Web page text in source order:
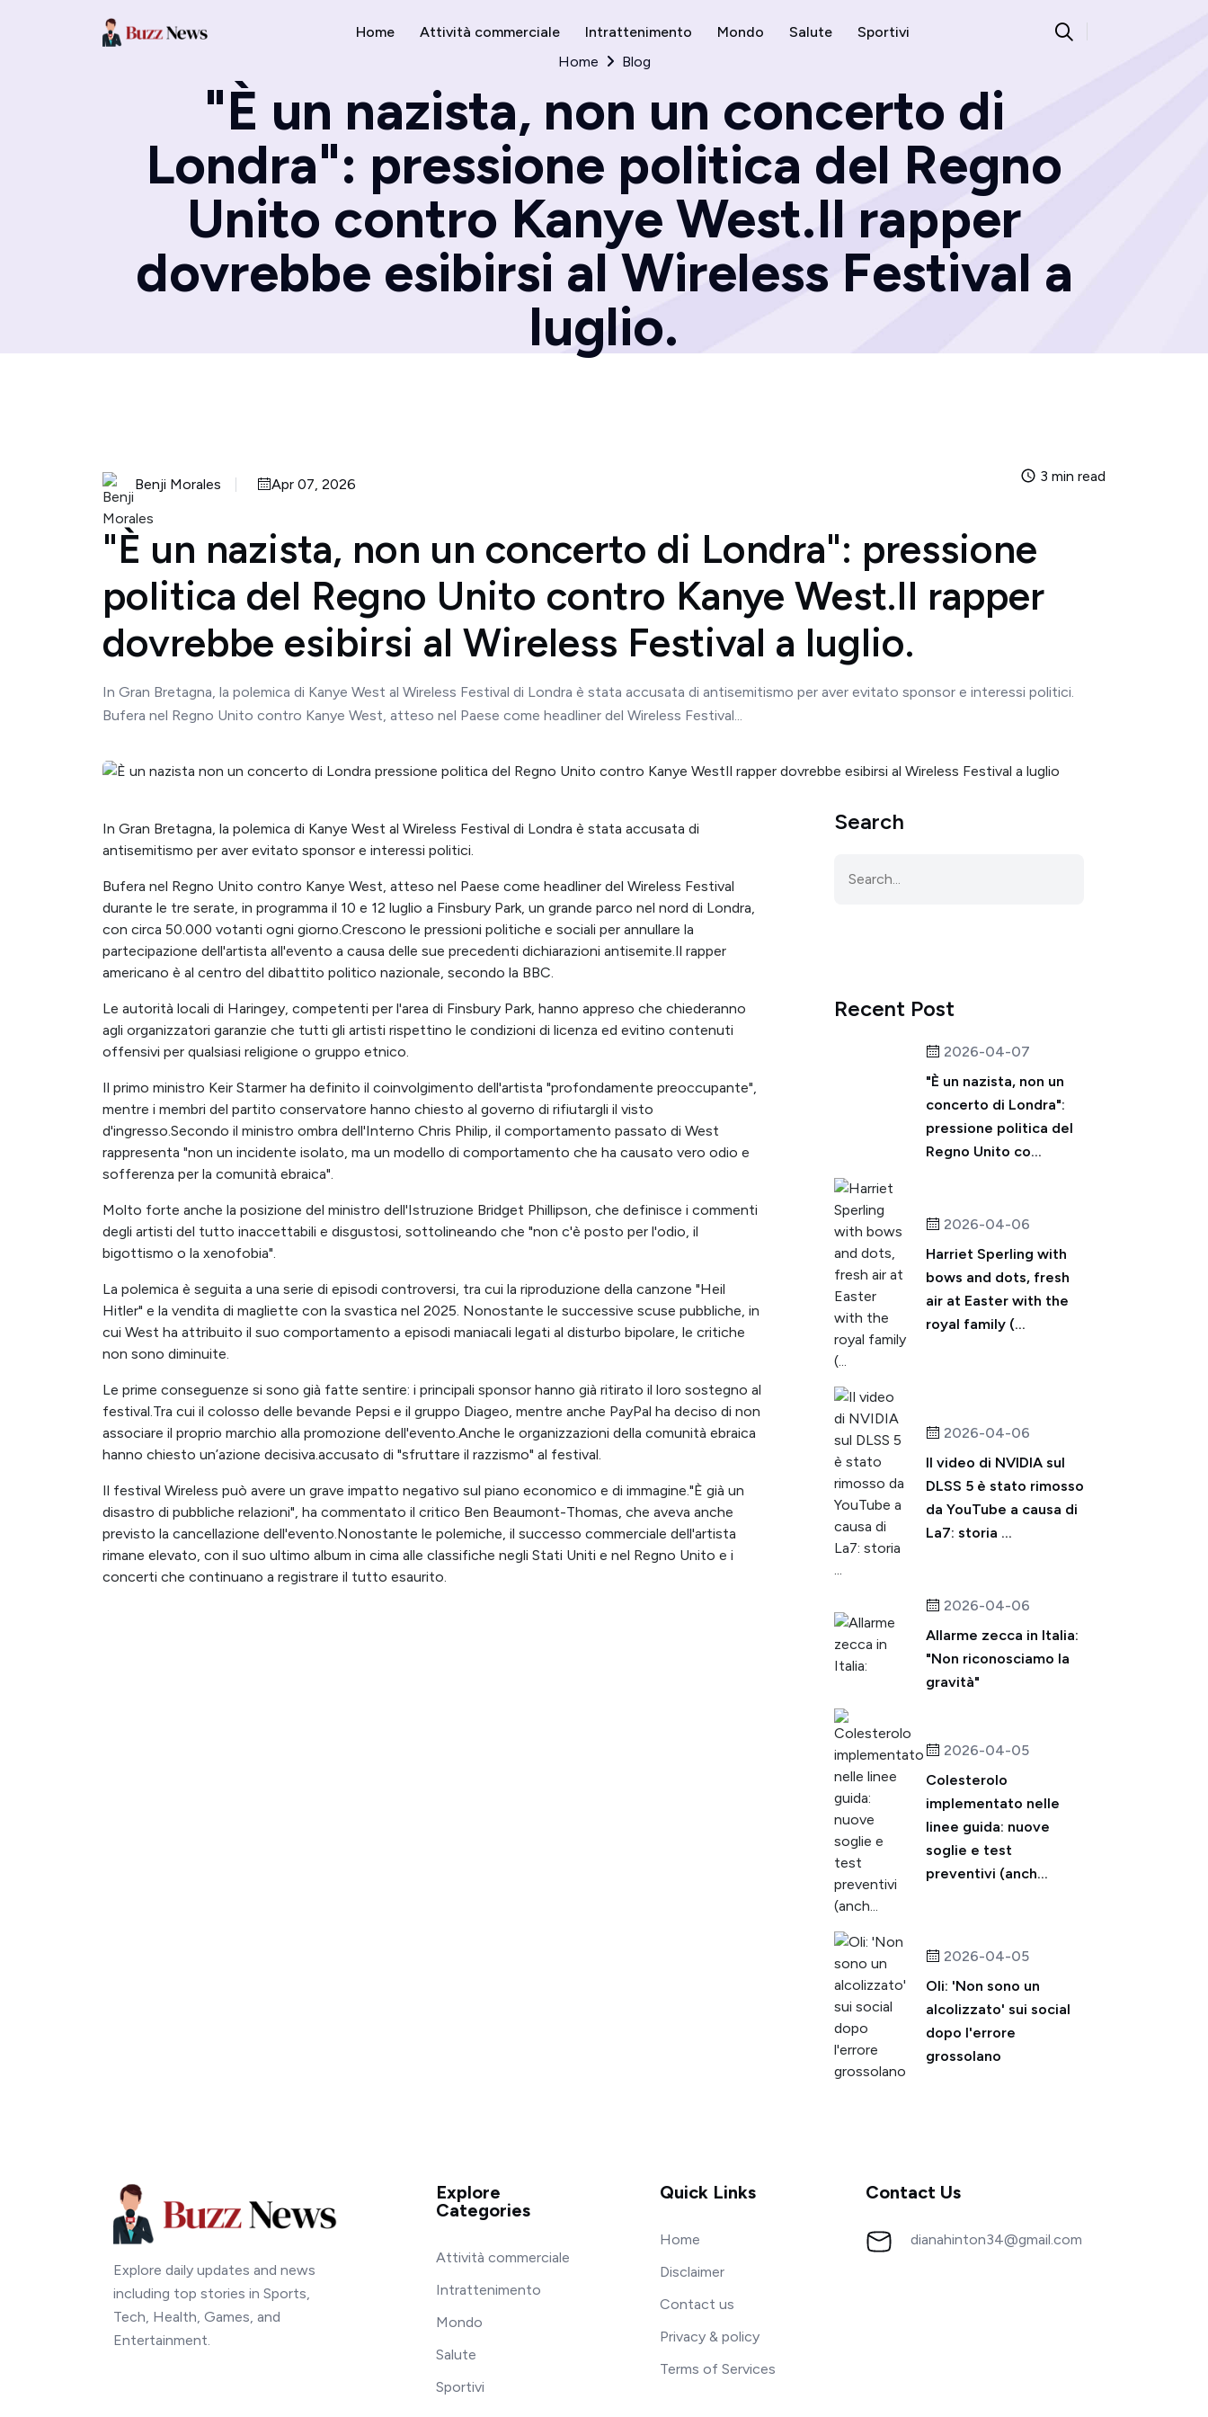
Home Attività commerciale Intrattenimento Mondo Salute
Sportivi
Home
Blog
"È un nazista, non un concerto di
Londra": pressione politica del Regno
Unito contro Kanye West.Il rapper
dovrebbe esibirsi al Wireless Festival a
luglio.
Benji Morales Apr 07, 2026 3 min read
"È un nazista, non un concerto di Londra": pressione
politica del Regno Unito contro Kanye West.Il rapper
dovrebbe esibirsi al Wireless Festival a luglio.
In Gran Bretagna, la polemica di Kanye West al Wireless Festival di Londra è stata accusata di antisemitismo per aver evitato sponsor e interessi politici.
Bufera nel Regno Unito contro Kanye West, atteso nel Paese come headliner del Wireless Festival...
In Gran Bretagna, la polemica di Kanye West al Wireless Festival di Londra è stata accusata di
antisemitismo per aver evitato sponsor e interessi politici.
Bufera nel Regno Unito contro Kanye West, atteso nel Paese come headliner del Wireless Festival
durante le tre serate, in programma il 10 e 12 luglio a Finsbury Park, un grande parco nel nord di Londra,
con circa 50.000 votanti ogni giorno.Crescono le pressioni politiche e sociali per annullare la
partecipazione dell'artista all'evento a causa delle sue precedenti dichiarazioni antisemite.Il rapper
americano è al centro del dibattito politico nazionale, secondo la BBC.
Le autorità locali di Haringey, competenti per l'area di Finsbury Park, hanno appreso che chiederanno
agli organizzatori garanzie che tutti gli artisti rispettino le condizioni di licenza ed evitino contenuti
offensivi per qualsiasi religione o gruppo etnico.
Il primo ministro Keir Starmer ha definito il coinvolgimento dell'artista "profondamente preoccupante",
mentre i membri del partito conservatore hanno chiesto al governo di rifiutargli il visto
d'ingresso.Secondo il ministro ombra dell'Interno Chris Philip, il comportamento passato di West
rappresenta "non un incidente isolato, ma un modello di comportamento che ha causato vero odio e
sofferenza per la comunità ebraica".
Molto forte anche la posizione del ministro dell'Istruzione Bridget Phillipson, che definisce i commenti
degli artisti del tutto inaccettabili e disgustosi, sottolineando che "non c'è posto per l'odio, il
bigottismo o la xenofobia".
La polemica è seguita a una serie di episodi controversi, tra cui la riproduzione della canzone "Heil
Hitler" e la vendita di magliette con la svastica nel 2025. Nonostante le successive scuse pubbliche, in
cui West ha attribuito il suo comportamento a episodi maniacali legati al disturbo bipolare, le critiche
non sono diminuite.
Le prime conseguenze si sono già fatte sentire: i principali sponsor hanno già ritirato il loro sostegno al
festival.Tra cui il colosso delle bevande Pepsi e il gruppo Diageo, mentre anche PayPal ha deciso di non
associare il proprio marchio alla promozione dell'evento.Anche le organizzazioni della comunità ebraica
hanno chiesto un’azione decisiva.accusato di "sfruttare il razzismo" al festival.
Il festival Wireless può avere un grave impatto negativo sul piano economico e di immagine."È già un
disastro di pubbliche relazioni", ha commentato il critico Ben Beaumont-Thomas, che aveva anche
previsto la cancellazione dell'evento.Nonostante le polemiche, il successo commerciale dell'artista
rimane elevato, con il suo ultimo album in cima alle classifiche negli Stati Uniti e nel Regno Unito e i
concerti che continuano a registrare il tutto esaurito.
Search
Recent Post
2026-04-07
"È un nazista, non un
concerto di Londra":
pressione politica del
Regno Unito co...
2026-04-06
Harriet Sperling with
bows and dots, fresh
air at Easter with the
royal family (...
2026-04-06
Il video di NVIDIA sul
DLSS 5 è stato rimosso
da YouTube a causa di
La7: storia ...
2026-04-06
Allarme zecca in Italia:
"Non riconosciamo la
gravità"
2026-04-05
Colesterolo
implementato nelle
linee guida: nuove
soglie e test
preventivi (anch...
2026-04-05
Oli: 'Non sono un
alcolizzato' sui social
dopo l'errore
grossolano
Explore daily updates and news
including top stories in Sports,
Tech, Health, Games, and
Entertainment.
Explore
Categories
Attività commerciale
Intrattenimento
Mondo
Salute
Sportivi
Quick Links
Home
Disclaimer
Contact us
Privacy & policy
Terms of Services
Contact Us
dianahinton34@gmail.com